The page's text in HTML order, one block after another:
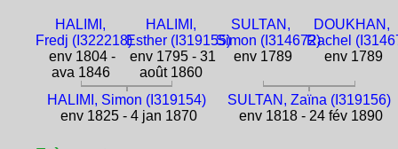
HALIMI,
Fredj (I322218)
env 1804 -
ava 1846
HALIMI,
Esther (I319155)
env 1795 - 31
août 1860
SULTAN,
Simon (I314672)
env 1789
DOUKHAN,
Rachel
env 1789
HALIMI, Simon (I319154)
env 1825 - 4 jan 1870
SULTAN, Zaïna (I319156)
env 1818 - 24 fév 1890